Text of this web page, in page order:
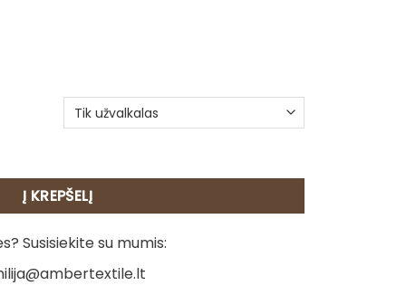
Į KREPŠELĮ
Susisiekite su mumis: